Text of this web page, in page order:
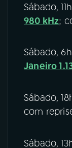
Sábado,
980 kHz;
Sábado,
Janeiro
Sábado,
com
Sábado,